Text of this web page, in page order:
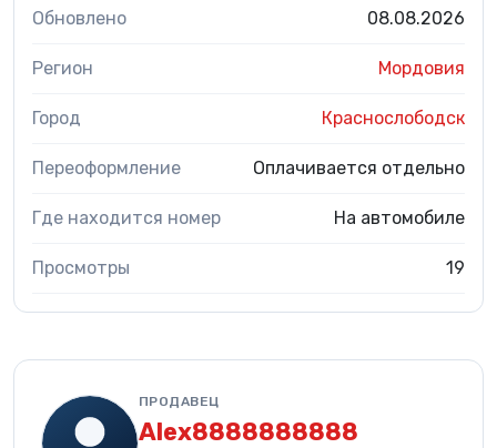
Обновлено 08.08.2026
Регион Мордовия
Город Краснослободск
Переоформление Оплачивается отдельно
Где находится номер На автомобиле
Просмотры 19
ПРОДАВЕЦ
Alex8888888888